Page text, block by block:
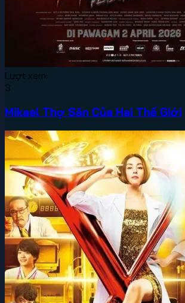
Lượt xem:
3
Mikael Thợ Săn Của Hai Thế Giới